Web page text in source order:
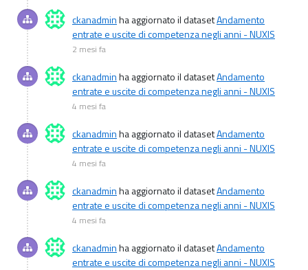
ckanadminha aggiornato il datasetAndamento
entrate e uscite di competenza negli anni - NUXIS
2 mesi fa
ckanadminha aggiornato il datasetAndamento
entrate e uscite di competenza negli anni - NUXIS
4 mesi fa
ckanadminha aggiornato il datasetAndamento
entrate e uscite di competenza negli anni - NUXIS
4 mesi fa
ckanadminha aggiornato il datasetAndamento
entrate e uscite di competenza negli anni - NUXIS
4 mesi fa
ckanadminha aggiornato il datasetAndamento
entrate e uscite di competenza negli anni - NUXIS